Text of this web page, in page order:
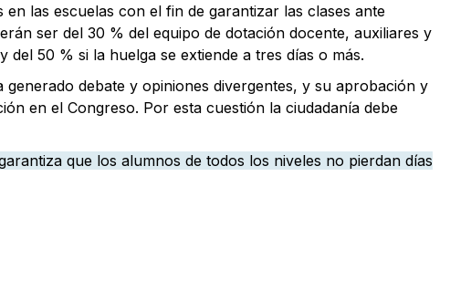
las escuelas con el fin de garantizar las clases ante
ser del 30 % del equipo de dotación docente, auxiliares y
50 % si la huelga se extiende a tres días o más.
debate y opiniones divergentes, y su aprobación y
en el Congreso. Por esta cuestión la ciudadanía debe
que los alumnos de todos los niveles no pierdan días